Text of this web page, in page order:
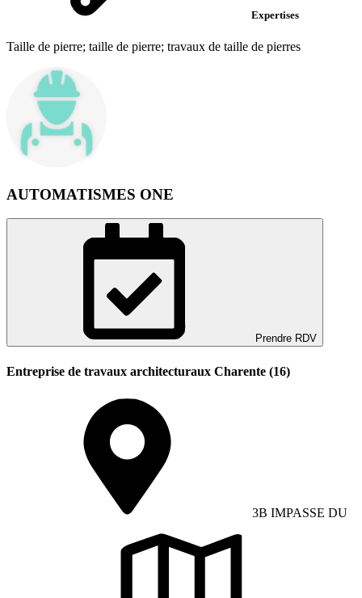
Expertises
Taille de pierre; taille de pierre; travaux de taille de pierres
AUTOMATISMES ONE
Prendre RDV
Entreprise de travaux architecturaux Charente (16)
3B IMPASSE DU